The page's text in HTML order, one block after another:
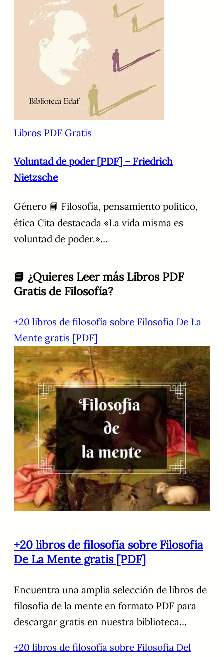
Libros PDF Gratis
Voluntad de poder [PDF] – Friedrich
Nietzsche
Género 📘 Filosofía, pensamiento político,
ética Cita destacada «La vida misma es
voluntad de poder.»…
📘 ¿Quieres Leer más Libros PDF
Gratis de Filosofía?
+20 libros de filosofía sobre Filosofía De La
Mente gratis [PDF]
+20 libros de filosofía sobre Filosofía
De La Mente gratis [PDF]
Encuentra una amplia selección de libros de
filosofía de la mente en formato PDF para
descargar gratis en nuestra biblioteca…
+20 libros de filosofía sobre Filosofía Del